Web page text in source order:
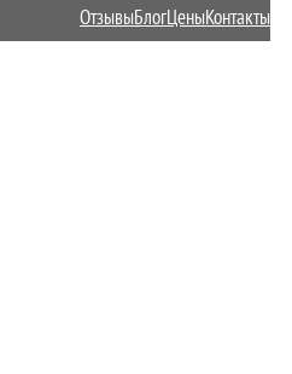
ОтзывыБлогЦеныКонтакты